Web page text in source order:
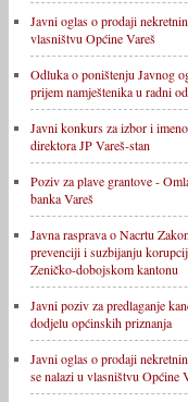
Javni oglas o prodaji
vlasništvu Općine Vareš
Odluka o poništenju Javnog
prijem namještenika u radni
Javni konkurs za izbor i
direktora JP Vareš-stan
Poziv za plave grantove -
banka Vareš
Javna rasprava o Nacrtu
prevenciji i suzbijanju
Zeničko-dobojskom kantonu
Javni poziv za predlaganje
dodjelu općinskih priznanja
Javni oglas o prodaji
se nalazi u vlasništvu Općine